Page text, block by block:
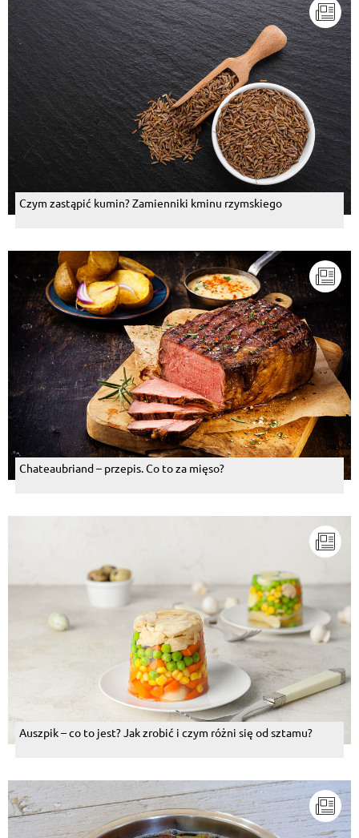
Czym zastąpić kumin? Zamienniki kminu rzymskiego
Chateaubriand – przepis. Co to za mięso?
Auszpik – co to jest? Jak zrobić i czym różni się od sztamu?